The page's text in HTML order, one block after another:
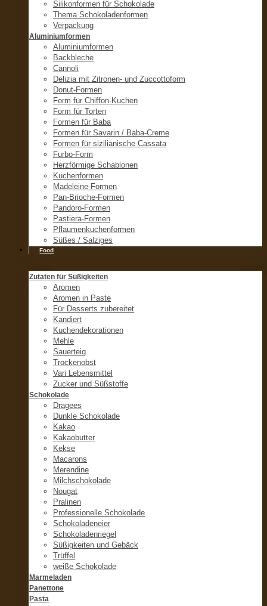
Silikonformen für Schokolade
Thema Schokoladenformen
Verpackung
Aluminiumformen
Aluminiumformen
Backbleche
Cannoli
Delizia mit Zitronen- und Zuccottoform
Donut-Formen
Form für Chiffon-Kuchen
Form für Torten
Formen für Baba
Formen für Savarin / Baba-Creme
Formen für sizilianische Cassata
Furbo-Form
Herzförmige Schablonen
Kuchenformen
Madeleine-Formen
Pan-Brioche-Formen
Pandoro-Formen
Pastiera-Formen
Pflaumenkuchenformen
Süßes / Salziges
Food
Zutaten für Süßigkeiten
Aromen
Aromen in Paste
Für Desserts zubereitet
Kandiert
Kuchendekorationen
Mehle
Sauerteig
Trockenobst
Vari Lebensmittel
Zucker und Süßstoffe
Schokolade
Dragees
Dunkle Schokolade
Kakao
Kakaobutter
Kekse
Macarons
Merendine
Milchschokolade
Nougat
Pralinen
Professionelle Schokolade
Schokoladeneier
Schokoladenriegel
Süßigkeiten und Gebäck
Trüffel
weiße Schokolade
Marmeladen
Panettone
Pasta